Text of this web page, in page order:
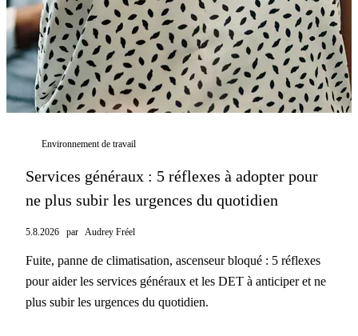
Environnement de travail
Services généraux : 5 réflexes à adopter pour
ne plus subir les urgences du quotidien
5.8.2026 par Audrey Fréel
Fuite, panne de climatisation, ascenseur bloqué : 5 réflexes
pour aider les services généraux et les DET à anticiper et ne
plus subir les urgences du quotidien.